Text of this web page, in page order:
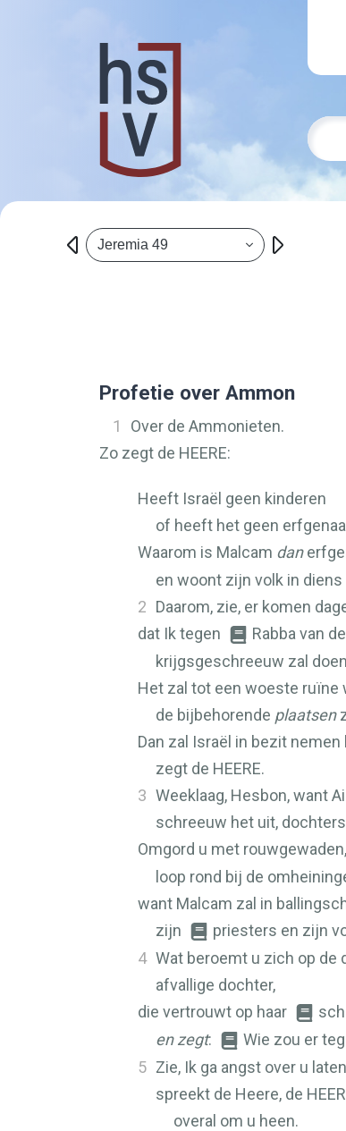
Jeremia 49
Profetie over Ammon
1
Over de Ammonieten.
Zo zegt de HEERE:
Heeft Israël geen kinderen
of heeft het geen
Waarom is Malcam dan
en woont zijn volk in
2 Daarom, zie, er komen
dat Ik tegen
Rabba van
krijgsgeschreeuw zal
Het zal tot een woeste ruïne
de bijbehorende plaatsen
Dan zal Israël in bezit
zegt de HEERE.
3 Weeklaag, Hesbon, want
schreeuw het uit, dochters
Omgord u met rouwgewaden,
loop rond bij de
want Malcam zal in
zijn
priesters en zijn
4 Wat beroemt u zich op de
afvallige dochter,
die vertrouwt op haar
en zegt:
Wie zou er
5 Zie, Ik ga angst over u
spreekt de Heere, de
overal om u heen.